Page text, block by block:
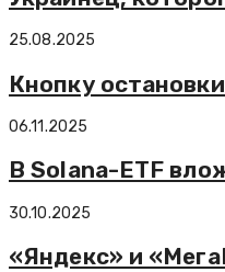
25.08.2025
Кнопку
06.11.2025
В Solana-ETF
30.10.2025
«Яндекс» и